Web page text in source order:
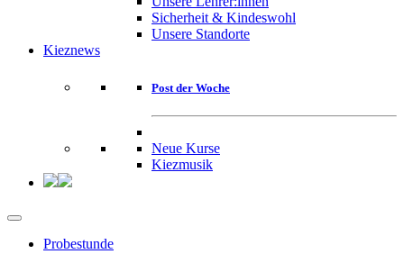
Sicherheit & Kindeswohl
Unsere Standorte
Kieznews
Post der Woche
Neue Kurse
Kiezmusik
Probestunde